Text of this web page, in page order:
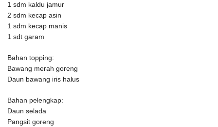
1 sdm kaldu jamur
2 sdm kecap asin
1 sdm kecap manis
1 sdt garam
Bahan topping:
Bawang merah goreng
Daun bawang iris halus
Bahan pelengkap:
Daun selada
Pangsit goreng